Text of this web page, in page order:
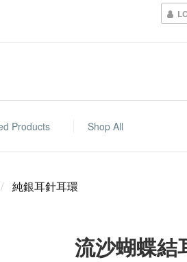
Products Shop All
純銀耳針耳環
流沙蝴蝶結